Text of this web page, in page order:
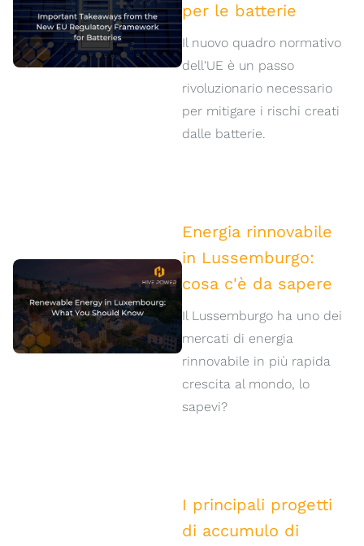
per le batterie
Il nuovo quadro normativo
dell'UE è un passo
rivoluzionario necessario
per mitigare i rischi creati
dalle batterie.
Energia rinnovabile
in Lussemburgo:
cosa c'è da sapere
Il Lussemburgo ha uno dei
mercati di energia
rinnovabile in più rapida
crescita al mondo, lo
sapevi?
I principali progetti
di accumulo di